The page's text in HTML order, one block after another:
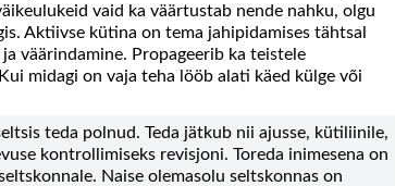
vaid ka väärtustab nende nahku, olgu
Aktiivse kütina on tema jahipidamises tähtsal
väärindamine. Propageerib ka teistele
midagi on vaja teha lööb alati käed külge või
teda polnud. Teda jätkub nii ajusse, kütiliinile,
kontrollimiseks revisjoni. Toreda inimesena on
Naise olemasolu seltskonnas on